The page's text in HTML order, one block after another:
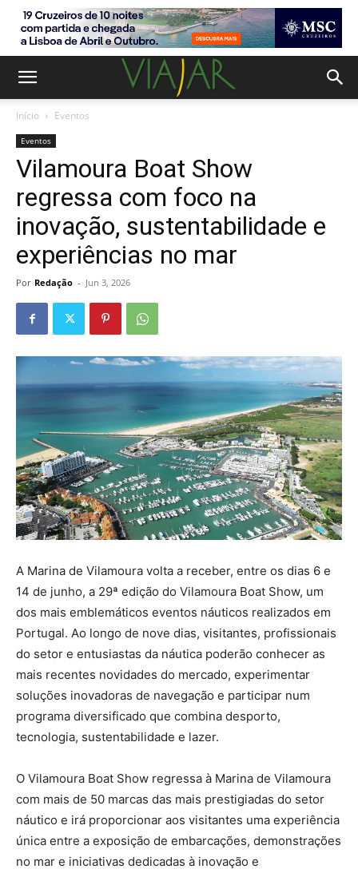
Início Eventos
Eventos
Vilamoura Boat Show
regressa com foco na
inovação, sustentabilidade e
experiências no mar
Por Redação - Jun 3, 2026
A Marina de Vilamoura volta a receber, entre os dias 6 e
14 de junho, a 29ª edição do Vilamoura Boat Show, um
dos mais emblemáticos eventos náuticos realizados em
Portugal. Ao longo de nove dias, visitantes, profissionais
do setor e entusiastas da náutica poderão conhecer as
mais recentes novidades do mercado, experimentar
soluções inovadoras de navegação e participar num
programa diversificado que combina desporto,
tecnologia, sustentabilidade e lazer.
O Vilamoura Boat Show regressa à Marina de Vilamoura
com mais de 50 marcas das mais prestigiadas do setor
náutico e irá proporcionar aos visitantes uma experiência
única entre a exposição de embarcações, demonstrações
no mar e iniciativas dedicadas à inovação e